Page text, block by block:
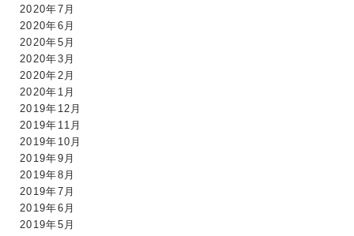
2020年7月
2020年6月
2020年5月
2020年3月
2020年2月
2020年1月
2019年12月
2019年11月
2019年10月
2019年9月
2019年8月
2019年7月
2019年6月
2019年5月